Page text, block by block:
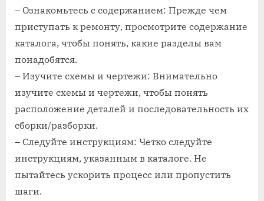
– Ознакомьтесь с содержанием: Прежде чем
приступать к ремонту, просмотрите содержание
каталога, чтобы понять, какие разделы вам
понадобятся.
– Изучите схемы и чертежи: Внимательно
изучите схемы и чертежи, чтобы понять
расположение деталей и последовательность их
сборки/разборки.
– Следуйте инструкциям: Четко следуйте
инструкциям, указанным в каталоге. Не
пытайтесь ускорить процесс или пропустить
шаги.